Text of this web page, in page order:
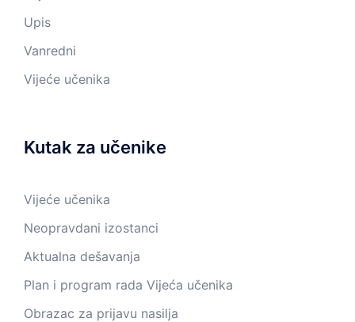
Upis
Vanredni
Vijeće učenika
Kutak za učenike
Vijeće učenika
Neopravdani izostanci
Aktualna dešavanja
Plan i program rada Vijeća učenika
Obrazac za prijavu nasilja